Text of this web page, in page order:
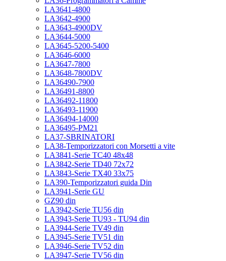
LA3641-4800
LA3642-4900
LA3643-4900DV
LA3644-5000
LA3645-5200-5400
LA3646-6000
LA3647-7800
LA3648-7800DV
LA36490-7900
LA36491-8800
LA36492-11800
LA36493-11900
LA36494-14000
LA36495-PM21
LA37-SBRINATORI
LA38-Temporizzatori con Morsetti a vite
LA3841-Serie TC40 48x48
LA3842-Serie TD40 72x72
LA3843-Serie TX40 33x75
LA390-Temporizzatori guida Din
LA3941-Serie GU
GZ90 din
LA3942-Serie TU56 din
LA3943-Serie TU93 - TU94 din
LA3944-Serie TV49 din
LA3945-Serie TV51 din
LA3946-Serie TV52 din
LA3947-Serie TV56 din